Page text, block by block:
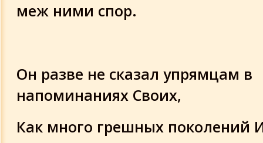
меж ними спор.
Он разве не сказал упрямцам в
напоминаниях Своих,
Как много грешных поколений